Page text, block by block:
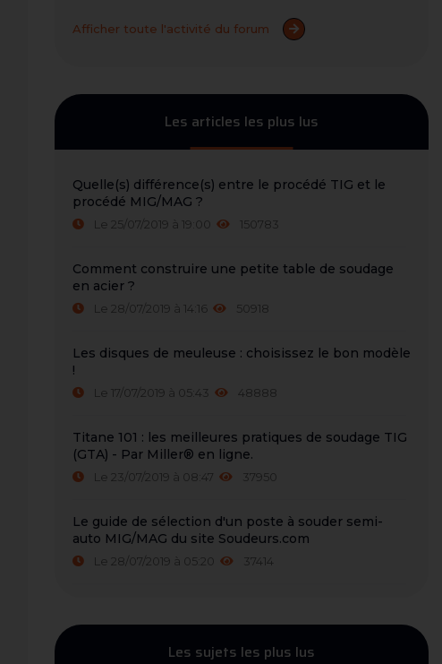
Afficher toute l'activité du forum
Les articles les plus lus
Quelle(s) différence(s) entre le procédé TIG et le
procédé MIG/MAG ?
Le 25/07/2019 à 19:00 150783
Comment construire une petite table de soudage
en acier ?
Le 28/07/2019 à 14:16 50918
Les disques de meuleuse : choisissez le bon modèle
!
Le 17/07/2019 à 05:43 48888
Titane 101 : les meilleures pratiques de soudage TIG
(GTA) - Par Miller® en ligne.
Le 23/07/2019 à 08:47 37950
Le guide de sélection d'un poste à souder semi-
auto MIG/MAG du site Soudeurs.com
Le 28/07/2019 à 05:20 37414
Les sujets les plus lus